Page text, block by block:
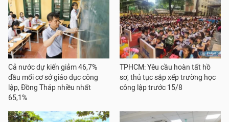
Cả nước dự kiến giảm 46,7%
đầu mối cơ sở giáo dục công
lập, Đồng Tháp nhiều nhất
65,1%
TPHCM: Yêu cầu hoàn tất hồ
sơ, thủ tục sắp xếp trường học
công lập trước 15/8